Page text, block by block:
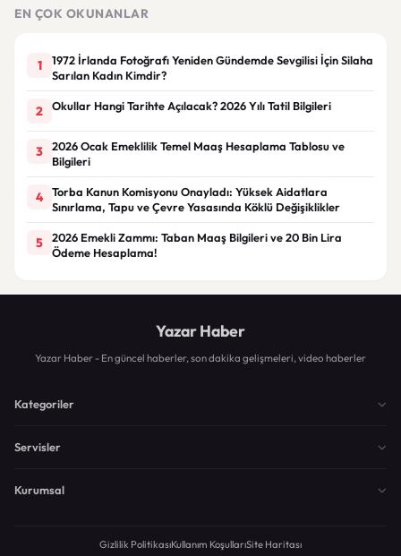
EN ÇOK OKUNANLAR
1
1972 İrlanda Fotoğrafı Yeniden Gündemde Sevgilisi İçin Silaha
Sarılan Kadın Kimdir?
2 Okullar Hangi Tarihte Açılacak? 2026 Yılı Tatil Bilgileri
3
2026 Ocak Emeklilik Temel Maaş Hesaplama Tablosu ve
Bilgileri
4
Torba Kanun Komisyonu Onayladı: Yüksek Aidatlara
Sınırlama, Tapu ve Çevre Yasasında Köklü Değişiklikler
5
2026 Emekli Zammı: Taban Maaş Bilgileri ve 20 Bin Lira
Ödeme Hesaplama!
Yazar Haber
Yazar Haber - En güncel haberler, son dakika gelişmeleri, video haberler
Kategoriler
Servisler
Kurumsal
Gizlilik PolitikasıKullanım KoşullarıSite Haritası